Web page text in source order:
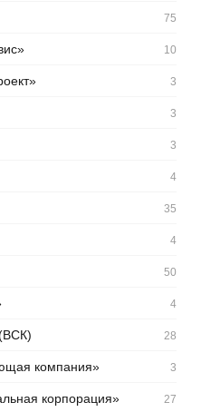
75
10
3
3
3
4
35
4
50
4
28
компания» 3
корпорация» 27